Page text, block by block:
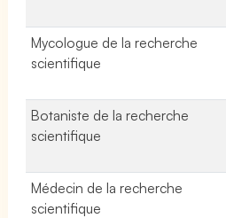
Mycologue de la recherche
scientifique
Botaniste de la recherche
scientifique
Médecin de la recherche
scientifique